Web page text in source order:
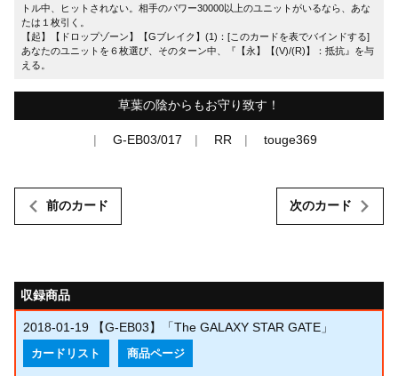
トル中、ヒットされない。相手のパワー30000以上のユニットがいるなら、あな
たは１枚引く。
【起】【ドロップゾーン】【Gブレイク】(1)：[このカードを表でバインドする]
あなたのユニットを６枚選び、そのターン中、『【永】【(V)/(R)】：抵抗』を与
える。
草葉の陰からもお守り致す！
G-EB03/017 RR touge369
前のカード 次のカード
収録商品
2018-01-19 【G-EB03】「The GALAXY STAR GATE」
カードリスト 商品ページ